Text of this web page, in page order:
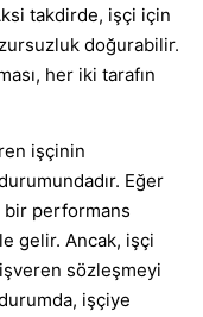
takdirde, işçi için
doğurabilir.
her iki tarafın
işçinin
Eğer
bir performans
gelir. Ancak, işçi
sözleşmeyi
işçiye